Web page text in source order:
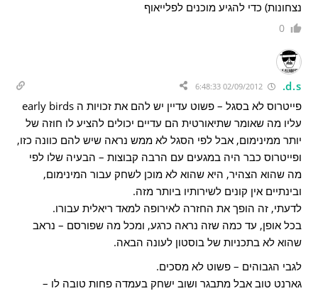
נצחונות) כדי להגיע מוכנים לפלייאוף
0
d.s.
02/09/2012 6:48:33
פייטרוס לא בסגל – פשוט עדיין יש להם את זכויות ה early birds
עליו מה שאומר שתיאורטית הם עדיים יכולים להציע לו חוזה של
יותר ממינימום, אבל לפי הסגל לא ממש נראה שיש להם כוונה כזו,
ופייטרוס כבר היה במגעים עם הרבה קבוצות – הבעיה שלו לפי
מה שהוא הצהיר, היא שהוא לא מוכן לשחק עבור המינימום,
ובינתיים אין קונים לשירותיו ביותר מזה.
לדעתי, זה הופך את החזרה לאירופה למאד ריאלית עבורו.
בכל אופן, עד כמה שזה נראה כרגע, ומכל מה שפורסם – נראב
שהוא לא בתכניות של בוסטון לעונה הבאה.
לגבי הגבוהים – פשוט לא מסכים.
גארנט טוב אבל מתבגר ושוב ישחק בעמדה פחות טובה לו –